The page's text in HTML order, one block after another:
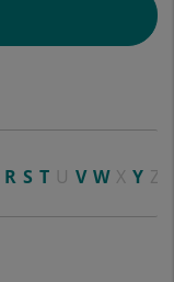
RST UVW XY Z